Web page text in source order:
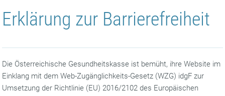
Erklärung zur Barrierefreiheit
Die Österreichische Gesundheitskasse ist bemüht, ihre Website im
Einklang mit dem Web-Zugänglichkeits-Gesetz (WZG) idgF zur
Umsetzung der Richtlinie (EU) 2016/2102 des Europäischen